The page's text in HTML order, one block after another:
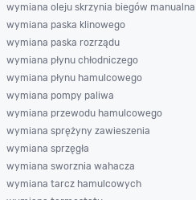
wymiana oleju skrzynia biegów manualna
wymiana paska klinowego
wymiana paska rozrządu
wymiana płynu chłodniczego
wymiana płynu hamulcowego
wymiana pompy paliwa
wymiana przewodu hamulcowego
wymiana sprężyny zawieszenia
wymiana sprzęgła
wymiana sworznia wahacza
wymiana tarcz hamulcowych